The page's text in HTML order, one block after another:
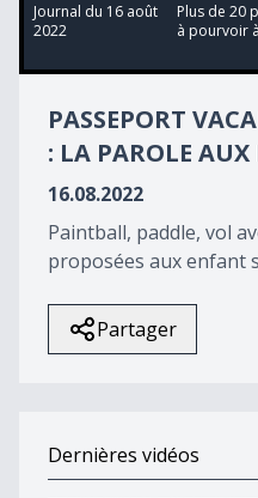
11
minutes,
seconds
Journal du 16 août
2022
Plus de 20
à pourvoir
PASSEPORT
: LA PAROLE AUX
16.08.2022
Paintball, paddle, vol
proposées aux enfant
Partager
Dernières vidéos